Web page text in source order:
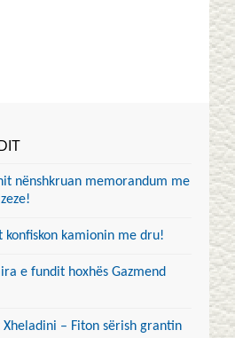
nënshkruan memorandum me
konfiskon kamionin me dru!
e fundit hoxhës Gazmend
Xheladini – Fiton sërish grantin